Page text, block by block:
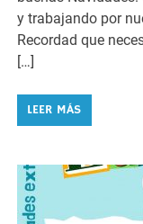
[…]
LEER MÁS